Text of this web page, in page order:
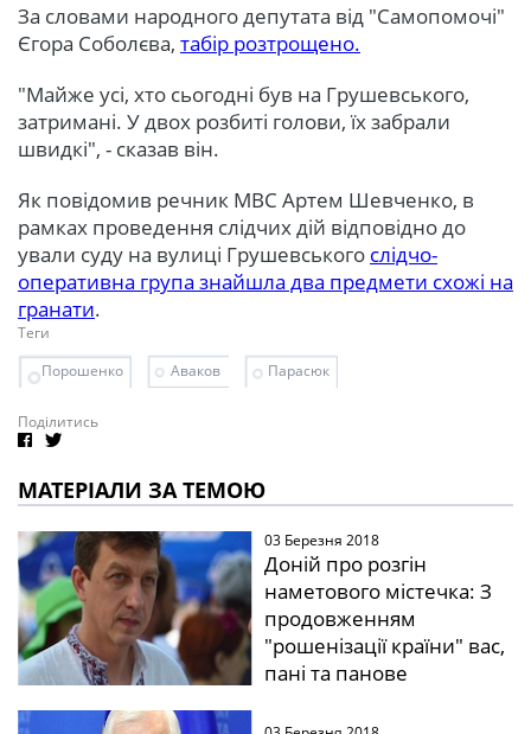
За словами народного депутата від "Самопомочі"
Єгора Соболєва, табір розтрощено.
"Майже усі, хто сьогодні був на Грушевського,
затримані. У двох розбиті голови, їх забрали
швидкі", - сказав він.
Як повідомив речник МВС Артем Шевченко, в
рамках проведення слідчих дій відповідно до
ували суду на вулиці Грушевського слідчо-
оперативна група знайшла два предмети схожі на
гранати.
Теги
Порошенко
Аваков Парасюк
Поділитись
МАТЕРІАЛИ ЗА ТЕМОЮ
03 Березня 2018
Доній про розгін
наметового містечка: З
продовженням
"рошенізації країни" вас,
пані та панове